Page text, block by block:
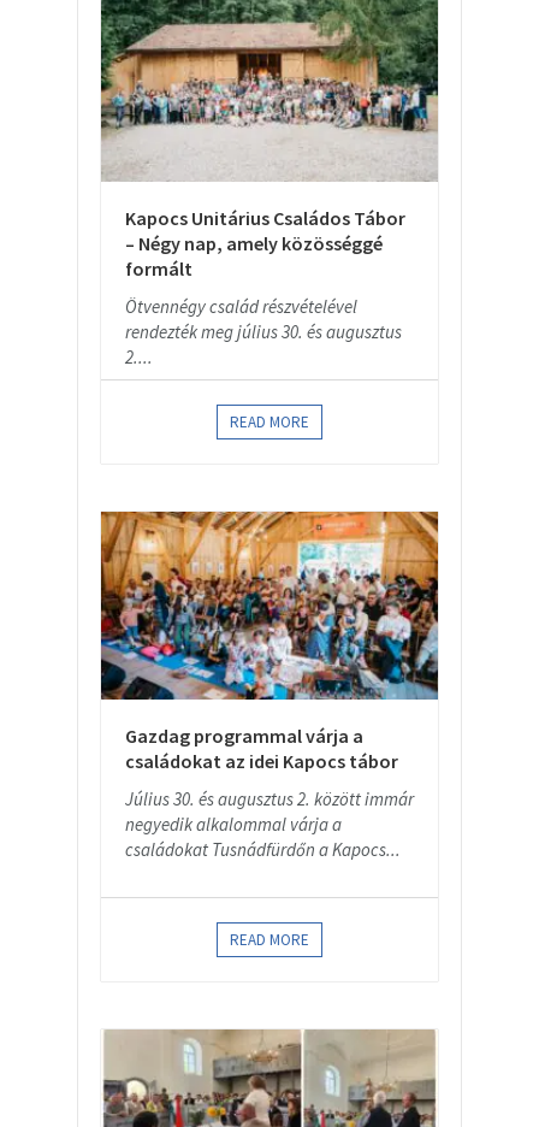
Kapocs Unitárius Családos Tábor
– Négy nap, amely közösséggé
formált
Ötvennégy család részvételével
rendezték meg július 30. és augusztus
2....
READ MORE
Gazdag programmal várja a
családokat az idei Kapocs tábor
Július 30. és augusztus 2. között immár
negyedik alkalommal várja a
családokat Tusnádfürdőn a Kapocs...
READ MORE